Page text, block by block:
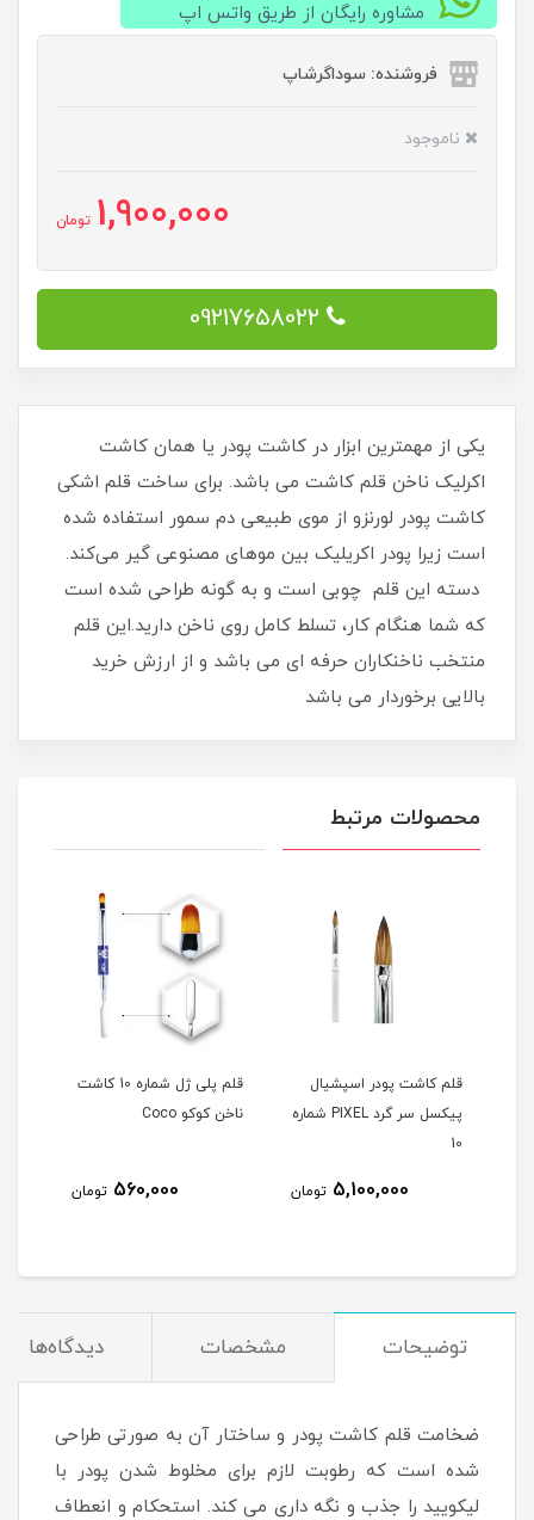
مشاوره رایگان از طریق واتس اپ
فروشنده: سوداگرشاپ
ناموجود
1,900,000 تومان
09217658022
یکی از مهمترین ابزار در کاشت پودر یا همان کاشت
اکرلیک ناخن قلم کاشت می باشد. برای ساخت قلم اشکی
کاشت پودر لورنزو از موی طبیعی دم سمور استفاده شده
است زیرا پودر اکریلیک بین موهای مصنوعی گیر می‌کند.
دسته این قلم چوبی است و به گونه طراحی شده است
که شما هنگام کار، تسلط کامل روی ناخن دارید.این قلم
منتخب ناخنکاران حرفه ای می باشد و از ارزش خرید
بالایی برخوردار می باشد
محصولات مرتبط
قلم کاشت پودر اسپشيال
پیکسل سر گرد PIXEL شماره
10
5,100,000 تومان
قلم پلی ژل شماره 10 کاشت
ناخن کوکو Coco
560,000 تومان
توضیحات مشخصات دیدگاه‌ها
ضخامت قلم کاشت پودر و ساختار آن به صورتی طراحی
شده است که رطوبت لازم برای مخلوط شدن پودر با
لیکویید را جذب و نگه داری می کند. استحکام و انعطاف